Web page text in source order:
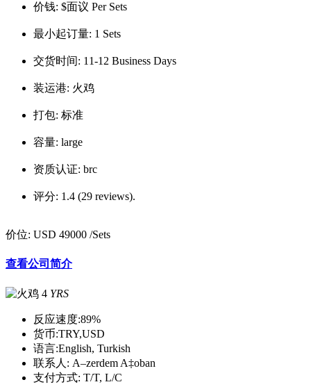
价钱: $面议 Per Sets
最小起订量: 1 Sets
交货时间: 11-12 Business Days
装运港: 火鸡
打包: 标准
容量: large
资质认证: brc
评分: 1.4 (29 reviews).
价位: USD 49000 /Sets
查看公司简介
4 YRS
反应速度:89%
货币:TRY,USD
语言:English, Turkish
联系人: A–zerdem A‡oban
支付方式: T/T, L/C